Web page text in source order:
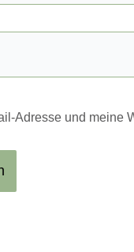
Adresse und meine